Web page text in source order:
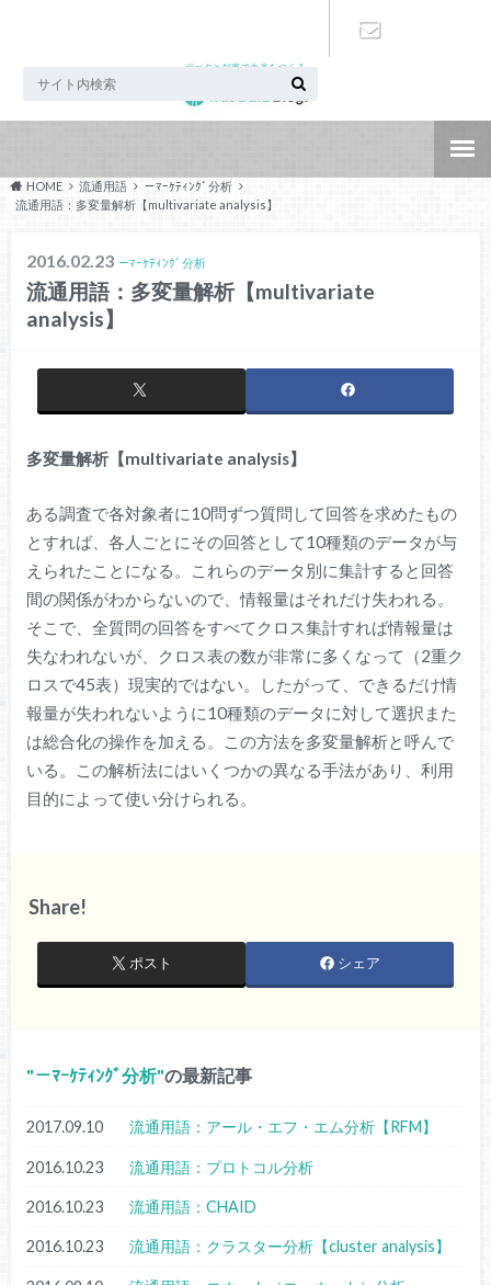
データと知恵で未来をつくる
HOME 流通用語
－ﾏｰｹﾃｨﾝｸﾞ分析
流通用語：多変量解析【multivariate analysis】
2016.02.23 －ﾏｰｹﾃｨﾝｸﾞ分析
流通用語：多変量解析【multivariate
analysis】
多変量解析【multivariate analysis】
ある調査で各対象者に10問ずつ質問して回答を求めたもの
とすれば、各人ごとにその回答として10種類のデータが与
えられたことになる。これらのデータ別に集計すると回答
間の関係がわからないので、情報量はそれだけ失われる。
そこで、全質問の回答をすべてクロス集計すれば情報量は
失なわれないが、クロス表の数が非常に多くなって（2重ク
ロスで45表）現実的ではない。したがって、できるだけ情
報量が失われないように10種類のデータに対して選択また
は総合化の操作を加える。この方法を多変量解析と呼んで
いる。この解析法にはいくつかの異なる手法があり、利用
目的によって使い分けられる。
Share!
ポスト シェア
－ﾏｰｹﾃｨﾝｸﾞ分析 の最新記事
2017.09.10 流通用語：アール・エフ・エム分析【RFM】
2016.10.23 流通用語：プロトコル分析
2016.10.23 流通用語：CHAID
2016.10.23 流通用語：クラスター分析【cluster analysis】